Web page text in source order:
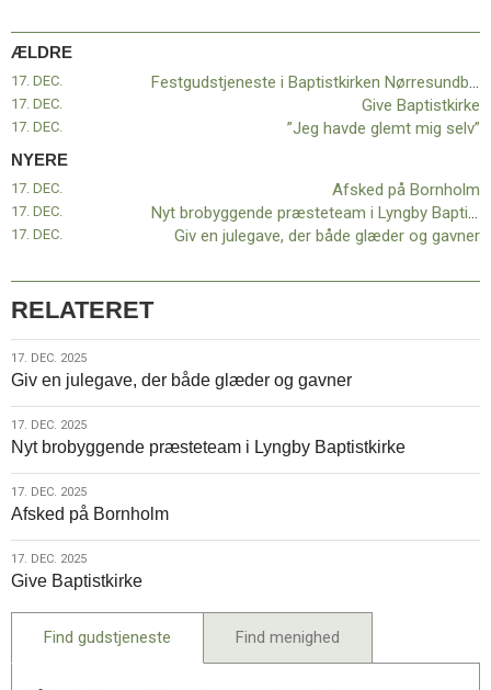
BaptistKirken
16.0:
Kontakt
Næste
indlæg:
Afsked
på
Bornholm
indlæg:
Festgudstjeneste
Baptistkirken
Nørresundby|Vodskov
ÆLDRE
17. DEC. Festgudstjeneste i Baptistkirken Nørresundby|Vodskov
17. DEC. Give Baptistkirke
17. DEC. ”Jeg havde glemt mig selv”
NYERE
Afsked på Bornholm
17. DEC.
Nyt brobyggende præsteteam i Lyngby Baptistkirke
17. DEC.
Giv en julegave, der både glæder og gavner
17. DEC.
RELATERET
17.
dec.
2025
17. DEC. 2025
Giv en julegave, der både glæder og gavner
17.
dec.
2025
17. DEC. 2025
Nyt brobyggende præsteteam i Lyngby Baptistkirke
17.
dec.
2025
17. DEC. 2025
Afsked på Bornholm
17.
dec.
2025
17. DEC. 2025
Give Baptistkirke
Find gudstjeneste Find menighed